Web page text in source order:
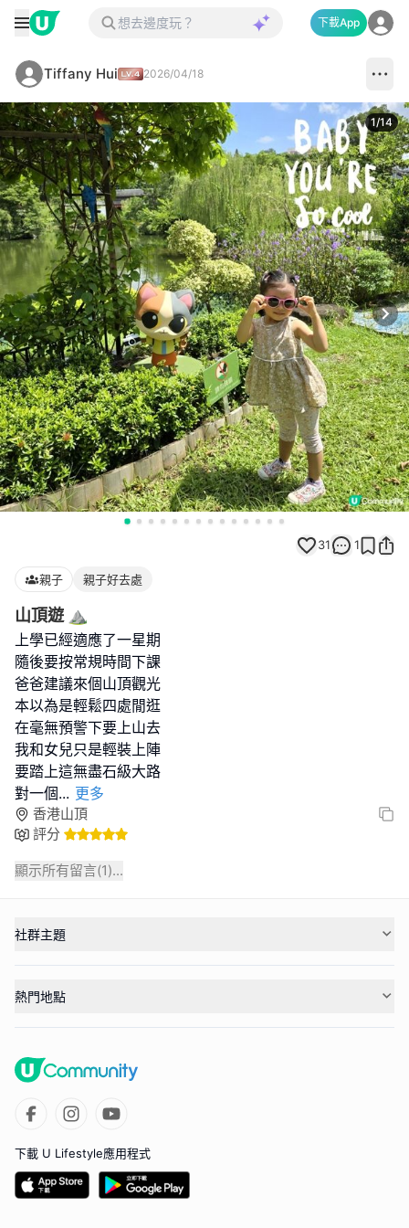
下載App
Tiffany Hui 2026/04/18
1/14
31 1
親子 親子好去處
山頂遊 ⛰️
上學已經適應了一星期
隨後要按常規時間下課
爸爸建議來個山頂觀光
本以為是輕鬆四處閒逛
在毫無預警下要上山去
我和女兒只是輕裝上陣
要踏上這無盡石級大路
對一個... 更多
香港山頂
評分
顯示所有留言(1)...
社群主題
熱門地點
下載 U Lifestyle應用程式